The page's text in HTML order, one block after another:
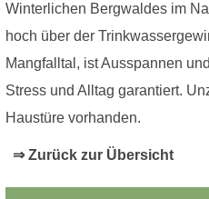
Winterlichen Bergwaldes im
hoch über der
Mangfalltal, ist Ausspannen
Stress und Alltag garantiert.
Haustüre vorhanden.
⇒ Zurück zur Übersicht